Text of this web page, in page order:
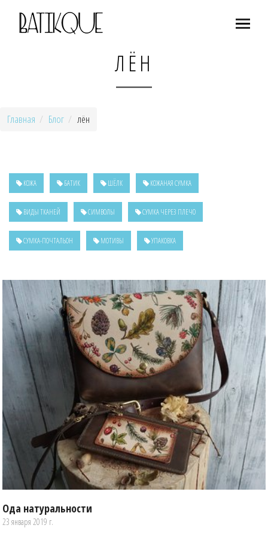
ЛЁН
Главная Блог лён
КОЖА БАТИК ШЁЛК КОЖАНАЯ СУМКА
ВИДЫ ТКАНЕЙ СИМВОЛЫ СУМКА ЧЕРЕЗ ПЛЕЧО
СУМКА-ПОЧТАЛЬОН МОТИВЫ УПАКОВКА
Ода натуральности
23 января 2019 г.